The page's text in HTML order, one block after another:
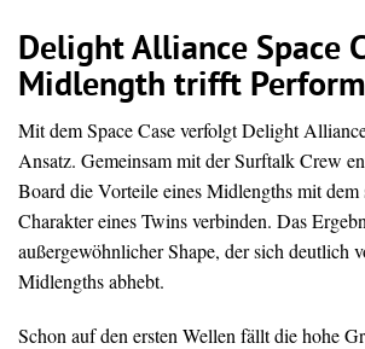
Delight Alliance Space
Midlength trifft
Mit dem Space Case verfolgt Delight
Ansatz. Gemeinsam mit der Surftalk Crew
Board die Vorteile eines Midlengths mit dem
Charakter eines Twins verbinden. Das
außergewöhnlicher Shape, der sich deutlich
Midlengths abhebt.
Schon auf den ersten Wellen fällt die hohe